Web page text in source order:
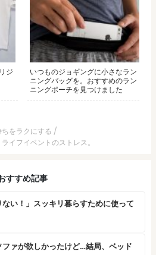
ジ
いつものジョギングに小さなラン
ニングバッグを。おすすめのラン
ニングポーチを見つけました
ちをラクにする
イフイベントのストレス。
すすめ記事
ない！」スッキリ暮らすために使って
ファが欲しかったけど…結局、ベッド